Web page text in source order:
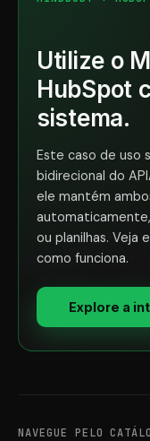
Utilize o
HubSpot
sistema.
Este caso de uso
bidirecional do
ele mantém
ou planilhas. Veja
como funciona.
Explore a
NAVEGUE PELO